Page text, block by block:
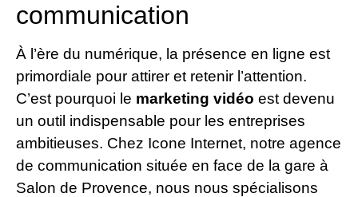
communication
À l’ère du numérique, la présence en ligne est
primordiale pour attirer et retenir l’attention.
C’est pourquoi le marketing vidéo est devenu
un outil indispensable pour les entreprises
ambitieuses. Chez Icone Internet, notre agence
de communication située en face de la gare à
Salon de Provence, nous nous spécialisons